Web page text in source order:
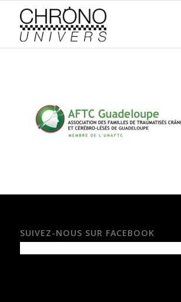
SUIVEZ-NOUS SUR FACEBOOK